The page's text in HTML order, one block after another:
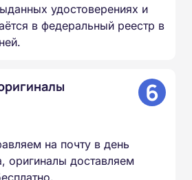
удостоверениях и
в федеральный реестр в
6
на почту в день
оригиналы доставляем